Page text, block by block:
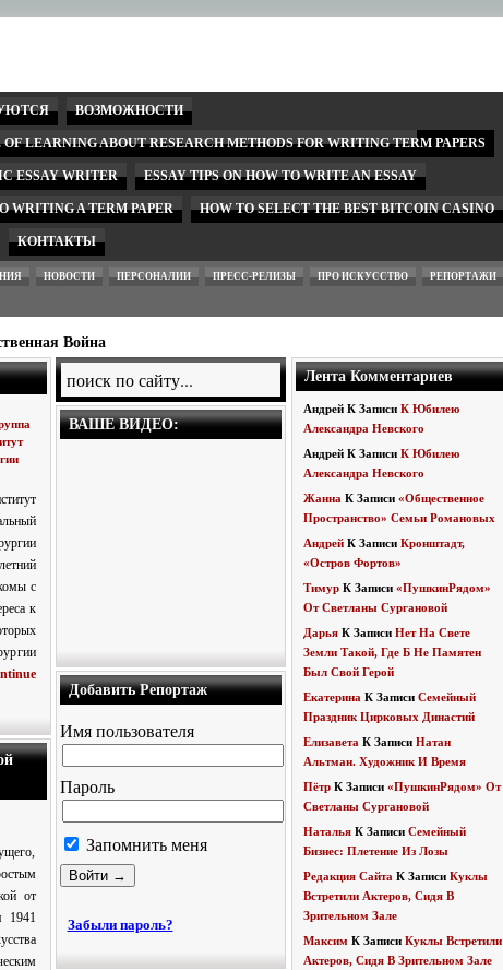
ВОЗМОЖНОСТИ
LEARNING ABOUT RESEARCH METHODS FOR WRITING TERM PAPERS
ESSAY WRITER ESSAY TIPS ON HOW TO WRITE AN ESSAY
WRITING A TERM PAPER HOW TO SELECT THE BEST BITCOIN CASINO
КОНТАКТЫ
НОВОСТИ ПЕРСОНАЛИИ ПРЕСС-РЕЛИЗЫ ПРО ИСКУССТВО РЕПОРТАЖИ
Война
с
к
от
1941
ВАШЕ ВИДЕО:
Добавить Репортаж
Имя пользователя
Пароль
Запомнить меня
Забыли пароль?
Лента Комментариев
АндрейК Записи К Юбилею
Александра Невского
АндрейК Записи К Юбилею
Александра Невского
Жанна К Записи «Общественное
Пространство» Семьи Романовых
АндрейК Записи Кронштадт,
«Остров Фортов»
ТимурК Записи «ПушкинРядом»
От Светланы Сургановой
ДарьяК Записи Нет На Свете
Земли Такой, Где Б Не Памятен
Был Свой Герой
Екатерина К Записи Семейный
Праздник Цирковых Династий
Елизавета К Записи Натан
Альтман. Художник И Время
ПётрК Записи «ПушкинРядом» От
Светланы Сургановой
НатальяК Записи Семейный
Бизнес: Плетение Из Лозы
Редакция Сайта К Записи Куклы
Встретили Актеров, Сидя В
Зрительном Зале
Максим К Записи Куклы Встретили
Актеров, Сидя В Зрительном Зале